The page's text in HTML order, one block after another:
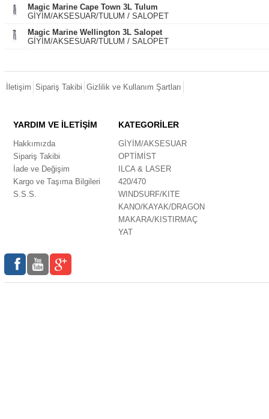
Magic Marine Cape Town 3L Tulum
GİYİM/AKSESUAR/TULUM / SALOPET
Magic Marine Wellington 3L Salopet
GİYİM/AKSESUAR/TULUM / SALOPET
İletişim Sipariş Takibi Gizlilik ve Kullanım Şartları
YARDIM VE İLETİŞİM
Hakkımızda
Sipariş Takibi
İade ve Değişim
Kargo ve Taşıma Bilgileri
S.S.S.
KATEGORİLER
GİYİM/AKSESUAR
OPTİMİST
ILCA & LASER
420/470
WINDSURF/KITE
KANO/KAYAK/DRAGON
MAKARA/KISTIRMAÇ
YAT